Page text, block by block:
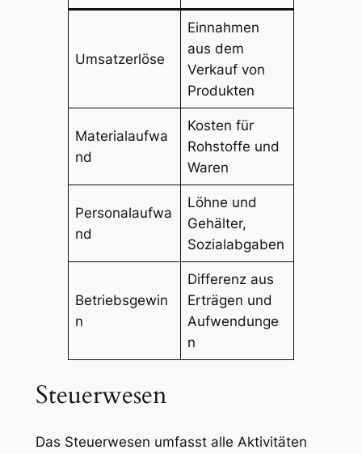
Umsatzerlöse
Einnahmen
aus dem
Verkauf von
Produkten
Materialaufwa
nd
Kosten für
Rohstoffe und
Waren
Personalaufwa
nd
Löhne und
Gehälter,
Sozialabgaben
Betriebsgewin
n
Differenz aus
Erträgen und
Aufwendunge
n
Steuerwesen
Das Steuerwesen umfasst alle Aktivitäten